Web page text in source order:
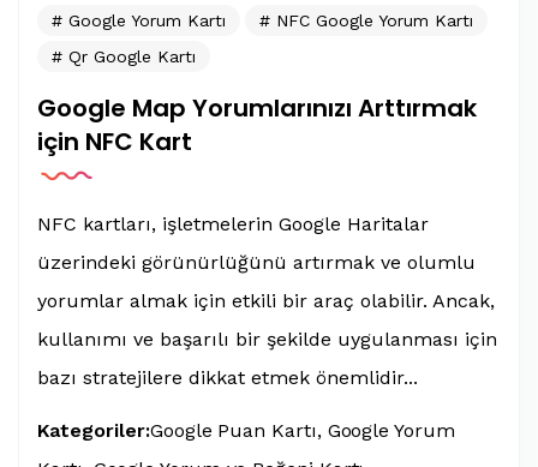
Google Yorum Kartı
NFC Google Yorum Kartı
Qr Google Kartı
Google Map Yorumlarınızı Arttırmak
için NFC Kart
NFC kartları, işletmelerin Google Haritalar
üzerindeki görünürlüğünü artırmak ve olumlu
yorumlar almak için etkili bir araç olabilir. Ancak,
kullanımı ve başarılı bir şekilde uygulanması için
bazı stratejilere dikkat etmek önemlidir...
Kategoriler:Google Puan Kartı Google Yorum